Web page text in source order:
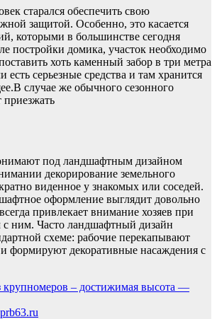
старался обеспечить свою
защитой. Особенно, это касается
которыми в большинстве сегодня
постройки домика, участок необходимо
хоть каменный забор в три метра
есть серьезные средства и там хранится
случае же обычного сезонного
приезжать
под ландшафтным дизайном
декорирование земельного
виденное у знакомых или соседей.
оформление выглядит довольно
привлекает внимание хозяев при
с ним. Часто ландшафтный дизайн
схеме: рабочие перекапывают
формируют декоративные насаждения с
– достижимая высота —